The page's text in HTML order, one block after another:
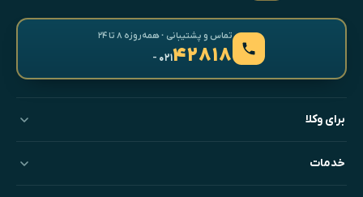
تماس و پشتیبانی · همه‌روزه ۸ تا ۲۴
۴۲۸۱۸- ۰۲۱
برای وکلا
خدمات